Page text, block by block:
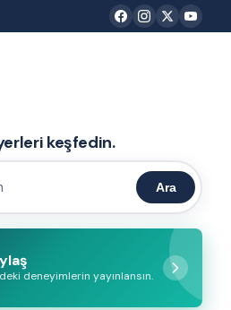
keşfedin.
Ara
deneyimlerin yayınlansın.